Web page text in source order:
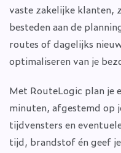
vaste zakelijke klanten,
besteden aan de
routes of dagelijks
optimaliseren van je
Met RouteLogic plan je
minuten, afgestemd op
tijdvensters en
tijd, brandstof én geef